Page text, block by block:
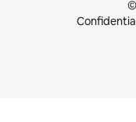
©